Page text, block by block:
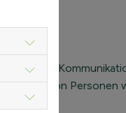
und
von Personen